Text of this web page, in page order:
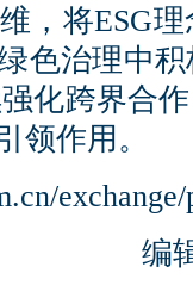
，将ESG
色治理中
化跨界合
领作用。
编